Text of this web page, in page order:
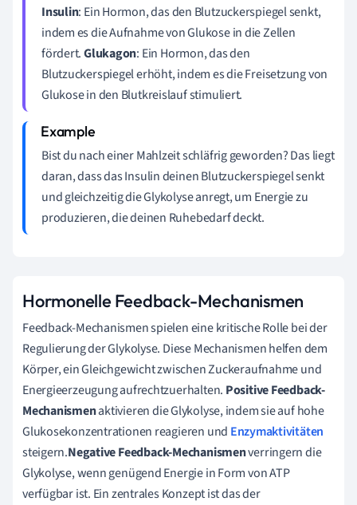
Insulin: Ein Hormon, das den Blutzuckerspiegel senkt,
indem es die Aufnahme von Glukose in die Zellen
fördert.Glukagon: Ein Hormon, das den
Blutzuckerspiegel erhöht, indem es die Freisetzung von
Glukose in den Blutkreislauf stimuliert.
Bist du nach einer Mahlzeit schläfrig geworden? Das liegt
daran, dass das Insulin deinen Blutzuckerspiegel senkt
und gleichzeitig die Glykolyse anregt, um Energie zu
produzieren, die deinen Ruhebedarf deckt.
Hormonelle Feedback-Mechanismen
Feedback-Mechanismen spielen eine kritische Rolle bei der
Regulierung der Glykolyse. Diese Mechanismen helfen dem
Körper, ein Gleichgewicht zwischen Zuckeraufnahme und
Energieerzeugung aufrechtzuerhalten. Positive Feedback-
Mechanismenaktivieren die Glykolyse, indem sie auf hohe
Glukosekonzentrationen reagieren und Enzymaktivitäten
steigern.Negative Feedback-Mechanismenverringern die
Glykolyse, wenn genügend Energie in Form von ATP
verfügbar ist. Ein zentrales Konzept ist das der